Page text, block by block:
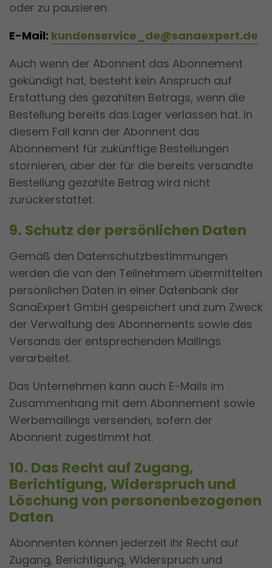
oder zu pausieren.
E-Mail: kundenservice_de@sanaexpert.de
Auch wenn der Abonnent das Abonnement
gekündigt hat, besteht kein Anspruch auf
Erstattung des gezahlten Betrags, wenn die
Bestellung bereits das Lager verlassen hat. In
diesem Fall kann der Abonnent das
Abonnement für zukünftige Bestellungen
stornieren, aber der für die bereits versandte
Bestellung gezahlte Betrag wird nicht
zurückerstattet.
9. Schutz der persönlichen Daten
Gemäß den Datenschutzbestimmungen
werden die von den Teilnehmern übermittelten
persönlichen Daten in einer Datenbank der
SanaExpert GmbH gespeichert und zum Zweck
der Verwaltung des Abonnements sowie des
Versands der entsprechenden Mailings
verarbeitet.
Das Unternehmen kann auch E-Mails im
Zusammenhang mit dem Abonnement sowie
Werbemailings versenden, sofern der
Abonnent zugestimmt hat.
10. Das Recht auf Zugang,
Berichtigung, Widerspruch und
Löschung von personenbezogenen
Daten
Abonnenten können jederzeit ihr Recht auf
Zugang, Berichtigung, Widerspruch und